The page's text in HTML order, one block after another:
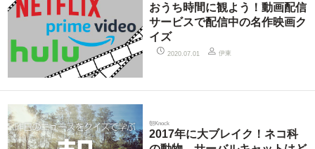
おうち時間に観よう！動画配信
サービスで配信中の名作映画ク
イズ
2020.07.01 伊東
朝Knock
2017年に大ブレイク！ネコ科